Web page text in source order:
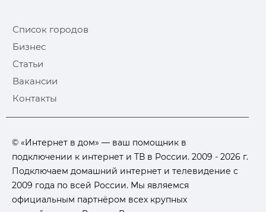
Список городов
Бизнес
Статьи
Вакансии
Контакты
© «Интернет в дом» — ваш помощник в
подключении к интернет и ТВ в России. 2009 - 2026 г.
Подключаем домашний интернет и телевидение с
2009 года по всей России. Мы являемся
официальным партнёром всех крупных